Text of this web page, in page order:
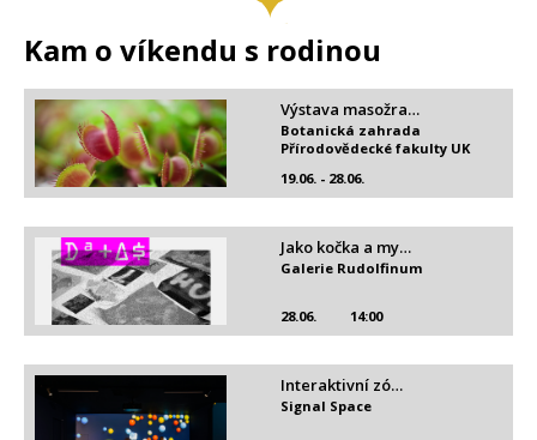
Kam o víkendu s rodinou
Výstava masožra…
19.06. - 28.06.
Botanická zahrada
Přírodovědecké fakulty UK
Jako kočka a my…
28.06. 14:00
Galerie Rudolfinum
Interaktivní zó…
Signal Space